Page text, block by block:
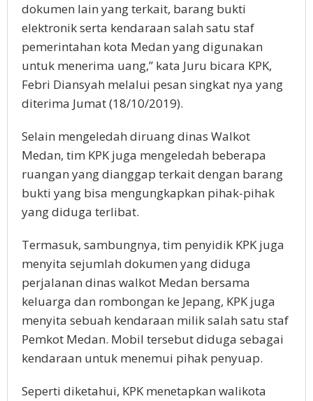
dokumen lain yang terkait, barang bukti
elektronik serta kendaraan salah satu staf
pemerintahan kota Medan yang digunakan
untuk menerima uang,” kata Juru bicara KPK,
Febri Diansyah melalui pesan singkat nya yang
diterima Jumat (18/10/2019).
Selain mengeledah diruang dinas Walkot
Medan, tim KPK juga mengeledah beberapa
ruangan yang dianggap terkait dengan barang
bukti yang bisa mengungkapkan pihak-pihak
yang diduga terlibat.
Termasuk, sambungnya, tim penyidik KPK juga
menyita sejumlah dokumen yang diduga
perjalanan dinas walkot Medan bersama
keluarga dan rombongan ke Jepang, KPK juga
menyita sebuah kendaraan milik salah satu staf
Pemkot Medan. Mobil tersebut diduga sebagai
kendaraan untuk menemui pihak penyuap.
Seperti diketahui, KPK menetapkan walikota